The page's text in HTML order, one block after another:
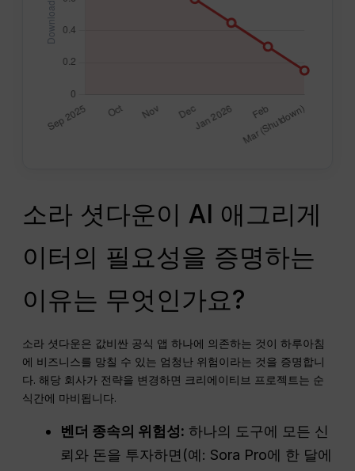
소라 셧다운이 AI 애그리게
이터의 필요성을 증명하는
이유는 무엇인가요?
소라 셧다운은 값비싼 공식 앱 하나에 의존하는 것이 하루아침
에 비즈니스를 망칠 수 있는 엄청난 위험이라는 것을 증명합니
다. 해당 회사가 전략을 변경하면 크리에이티브 프로젝트는 순
식간에 마비됩니다.
벤더 종속의 위험성: 하나의 도구에 모든 신
뢰와 돈을 투자하면(예: Sora Pro에 한 달에